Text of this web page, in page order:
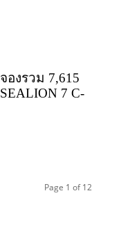
องรวม 7,615
7 C-
Page 1 of 12